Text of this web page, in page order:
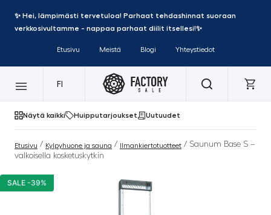
✨ Hei, lämpimästi tervetuloa! Parhaat tehdashinnat suoraan
verkkosivultamme - nappaa parhaat diilit itsellesi!✨
Etusivu Meistä Blogi Yhteystiedot
FI
Näytä kaikki Huipputarjoukset Uutuudet
Etusivu / Kylpyhuone ja sauna / Ilmankiertotuotteet / Saunum Base S –
valkoisella kosketuskytkin
SALE -39%